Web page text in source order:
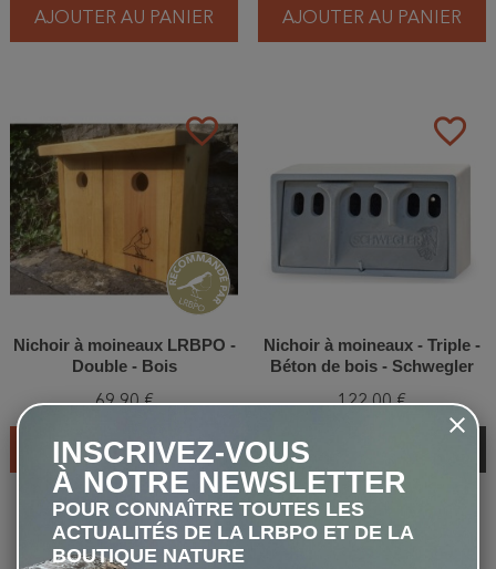
AJOUTER AU PANIER AJOUTER AU PANIER
favorite_border
Nichoir à moineaux LRBPO -
Double - Bois
69,90 €
AJOUTER AU PANIER
favorite_border
Nichoir à moineaux - Triple -
Béton de bois - Schwegler
122,00 €
INSCRIVEZ-VOUS
À NOTRE NEWSLETTER
POUR CONNAÎTRE TOUTES LES
ACTUALITÉS DE LA LRBPO ET DE LA
BOUTIQUE NATURE